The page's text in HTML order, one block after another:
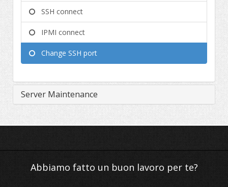
SSH connect
IPMI connect
Change SSH port
Server Maintenance
Abbiamo fatto un buon lavoro per te?